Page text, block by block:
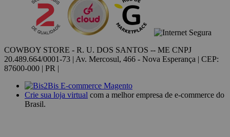
COWBOY STORE - R. U. DOS SANTOS -- ME CNPJ
20.489.664/0001-73 | Av. Mercosul, 466 - Nova Esperança | CEP:
87600-000 | PR |
Crie sua loja virtual com a melhor empresa de e-commerce do
Brasil.